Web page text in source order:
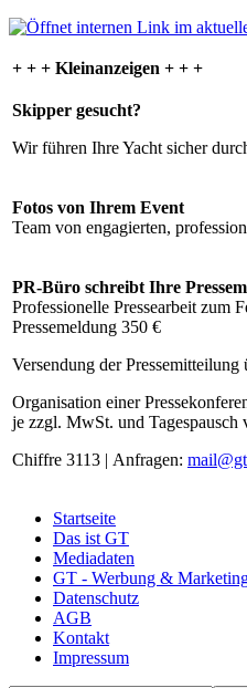
+ + + Kleinanzeigen + + +
Skipper gesucht?
Wir führen Ihre Yacht sicher
Fotos von Ihrem Event
Team von engagierten,
PR-Büro schreibt Ihre
Professionelle Pressearbeit zum
Pressemeldung 350 €
Versendung der
Organisation einer
je zzgl. MwSt. und Tagespausch
Chiffre 3113 | Anfragen:
Startseite
Das ist GT
Mediadaten
GT - Werbung &
Datenschutz
AGB
Kontakt
Impressum